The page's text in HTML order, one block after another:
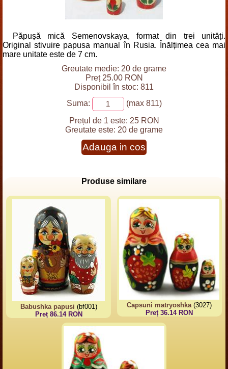
Păpușă mică Semenovskaya, format din trei unități.
Original stivuire papusa manual în Rusia. Înălțimea cea mai
mare unitate este de 7 cm.
Greutate medie: 20 de grame
Preț 25.00 RON
Disponibil în stoc: 811
Suma:
(max 811)
Prețul de 1 este: 25 RON
Greutate este: 20 de grame
Adauga in cos
Produse similare
Babushka papusi (bf001)
Preț 86.14 RON
Capsuni matryoshka(3027)
Preț 36.14 RON